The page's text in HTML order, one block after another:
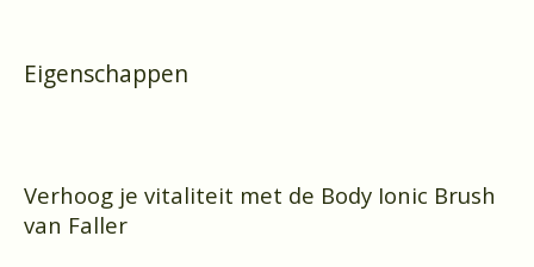
Eigenschappen
Verhoog je vitaliteit met de Body Ionic Brush
van Faller